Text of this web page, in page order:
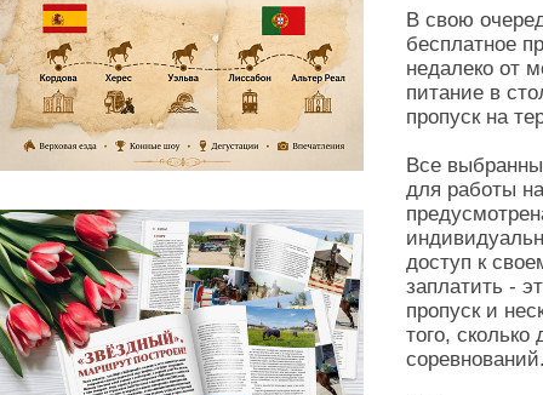
В свою
бесплатное
недалеко от
питание в
пропуск на
Все
для работы
доступ к
заплатить -
пропуск и
того,